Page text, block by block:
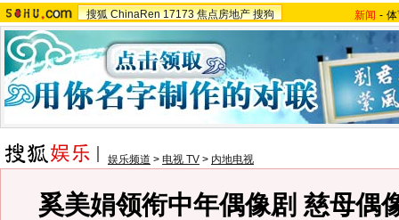
搜狐 ChinaRen 17173 焦点房地产 搜狗 新闻 -
娱乐频道 > 电视 TV > 内地电视
奚美娟领衔中年偶像剧 慈母偶